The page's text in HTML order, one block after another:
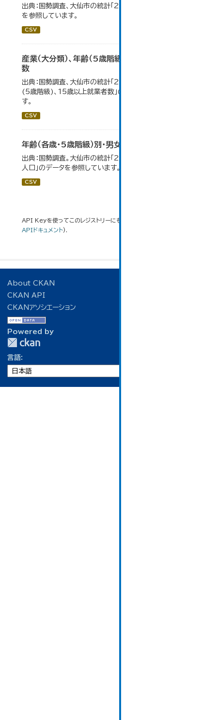
出典：国勢調査、大仙市の統計「2-6 労働力人口」のデータ
を参照しています。
CSV
産業（大分類）、年齢（5歳階級）、15歳以上就業者
数
出典：国勢調査、大仙市の統計「2-7 産業(大分類)、年齢
(5歳階級)、15歳以上就業者数」のデータを参照していま
す。
CSV
年齢（各歳・5歳階級）別・男女別人口
出典：国勢調査。大仙市の統計「2-1 年齢（各歳）別・男女別
人口」のデータを参照しています。
CSV
API Keyを使ってこのレジストリーにもアクセス可能です
APIドキュメント).
About CKAN
CKAN API
CKANアソシエーション
Powered by
言語